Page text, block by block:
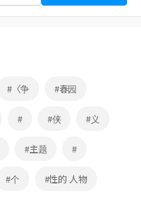
#〈争 #春园
# #侠 #义
#主题 #
#个 #性的 人物